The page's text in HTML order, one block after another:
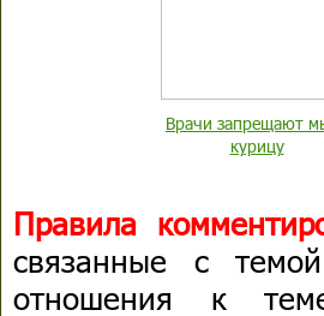
Врачи запрещают
курицу
Правила
связанные с
отношения к